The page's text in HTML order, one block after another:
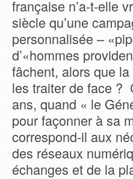
française n’a-t-elle
siècle qu’une
personnalisée –
d’«hommes
fâchent, alors que
les traiter de face ?
ans, quand « le
pour façonner à sa
correspond-il aux
des réseaux
échanges et de la